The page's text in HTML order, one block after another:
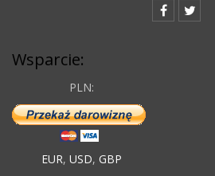
Wsparcie:
PLN:
EUR, USD, GBP